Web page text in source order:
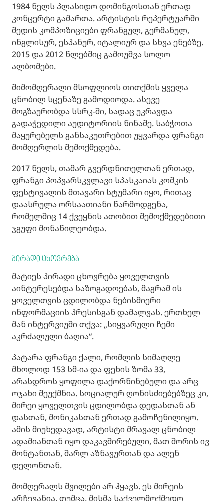
1984 წელს პლასიდო დომინგოსთან ერთად
კონცერტი გამართა. არტისტის რეპერტუარში
შედის კომპოზიციები ფრანგულ, გერმანულ,
ინგლისურ, ესპანურ, იტალიურ და სხვა ენებზე.
2015 და 2012 წლებშიც გამოუშვა სოლო
ალბომები.
შიმომღერალი მსოფლიოს თითქმის ყველა
ცნობილ სცენაზე გამოდიოდა. ასევე
მოგზაურობდა სსრკ-ში, სადაც უკრავდა
გადაჭედილი აუდიტორიის წინაშე. საბჭოთა
მაყურებელს განსაკუთრებით უყვარდა ფრანგი
მომღერლის შემოქმედება.
2017 წელს, თამარ გვერდწითელთან ერთად,
ფრანგი პოპვარსკვლავი სპასკაიას კოშკის
ფესტივალის მთავარი სტუმარი იყო, რითაც
დაასრულა ორსაათიანი წარმოდგენა,
რომელშიც 14 ქვეყნის ათობით შემოქმედებითი
ჯგუფი მონაწილეობდა.
პირადი ცხოვრება
მატიეს პირადი ცხოვრება ყოველთვის
აინტერესებდა საზოგადოებას, მაგრამ ის
ყოველთვის ცდილობდა ნებისმიერი
ინფორმაციის პრესისგან დამალვას. ერთხელ
მან ინტერვიუში თქვა: „სიყვარული ჩემი
აკრძალული ბაღია“.
პატარა ფრანგი ქალი, რომლის სიმაღლე
მხოლოდ 153 სმ-ია და ფეხის ზომა 33,
არასდროს ყოფილა დაქორწინებული და არც
ოჯახი შეუქმნია. სოციალურ ღონისძიებებზეც კი,
მირეი ყოველთვის ცდილობდა დედასთან ან
დასთან, მონიკასთან ერთად გამოჩენილიყო.
ამის მიუხედავად, არტისტი მრავალ ცნობილ
ადამიანთან იყო დაკავშირებული, მათ შორის ივ
მონტანთან, შარლ აზნავურთან და ალენ
დელონთან.
მომღერალს შვილები არ ჰყავს. ეს მირეის
არჩევანია. თუმცა, მისმა საქველმოქმედო